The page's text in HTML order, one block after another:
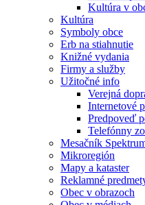
Kultúra v
Kultúra
Symboly obce
Erb na stiahnutie
Knižné vydania
Firmy a služby
Užitočné info
Verejná
Internetové
Predpoveď
Telefónny
Mesačník
Mikroregión
Mapy a kataster
Reklamné
Obec v obrazoch